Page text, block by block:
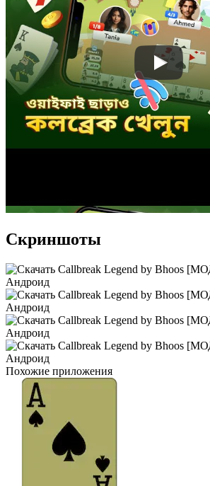
Скриншоты
Похожие приложения